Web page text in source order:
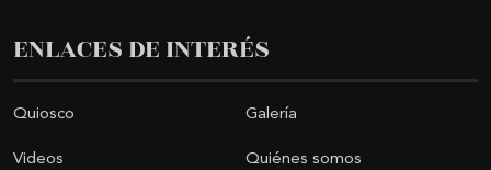
ENLACES DE INTERÉS
Quiosco Galería
Videos Quiénes somos